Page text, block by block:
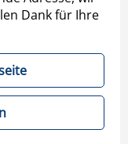
Dank für Ihre